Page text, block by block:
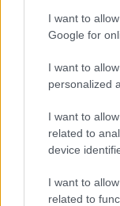
I want to
Google for
I want to
personalized
I want to
related to
device
I want to
related to
Uskladňujete
správne? Aké
jednotlivé druhy
ovocia ideálne?